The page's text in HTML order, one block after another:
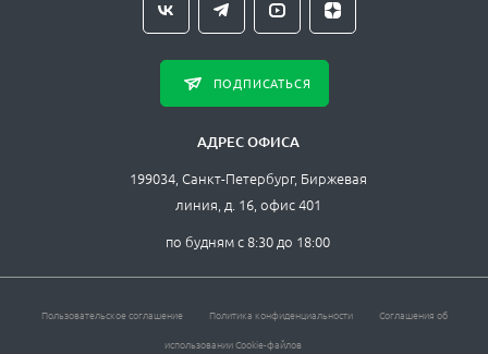
ПОДПИСАТЬСЯ
АДРЕС ОФИСА
199034, Санкт-Петербург, Биржевая
линия, д. 16, офис 401
по будням с 8:30 до 18:00
Пользовательское соглашение Политика конфиденциальности
Соглашения об
использовании Cookie-файлов